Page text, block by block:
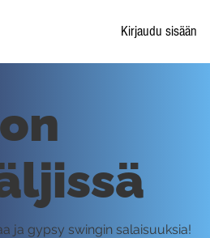
Kirjaudu sisään
ja gypsy swingin salaisuuksia!